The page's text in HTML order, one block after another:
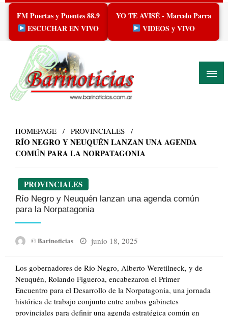
Skip
content
FM Puertas y Puentes 88.9
ESCUCHAR EN VIVO
YO TE AVISÉ - Marcelo Parra
VIDEOS y VIVO
HOMEPAGE PROVINCIALES
RÍO NEGRO Y NEUQUÉN LANZAN UNA AGENDA
COMÚN PARA LA NORPATAGONIA
PROVINCIALES
Río Negro y Neuquén lanzan una agenda común
para la Norpatagonia
© Barinoticias
Posted
junio 18, 2025
Los gobernadores de Río Negro, Alberto Weretilneck, y de
Neuquén, Rolando Figueroa, encabezaron el Primer
Encuentro para el Desarrollo de la Norpatagonia, una jornada
histórica de trabajo conjunto entre ambos gabinetes
provinciales para definir una agenda estratégica común en